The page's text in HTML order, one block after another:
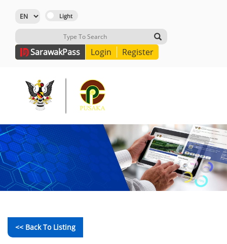
SarawakPass Login Register
<< Back To Listing